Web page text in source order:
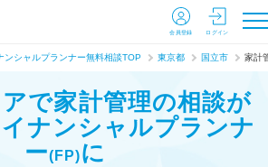
会員登録 ログイン
ンシャルプランナー無料相談TOP 東京都 国立市 家計
で家計管理の相談が
ナンシャルプランナ
ー(FP)に